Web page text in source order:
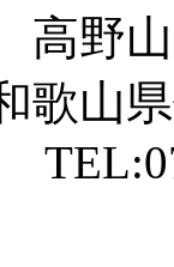
山
郡